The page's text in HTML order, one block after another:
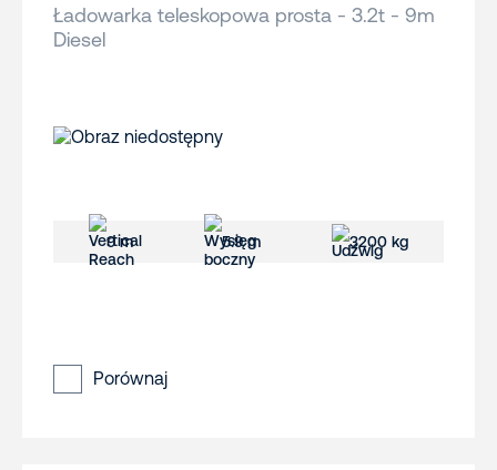
Ładowarka teleskopowa prosta - 3.2t - 9m
Diesel
9 m 5.9 m 3200 kg
Porównaj